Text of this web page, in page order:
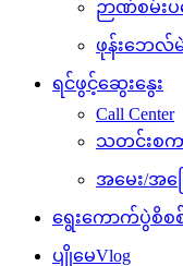
ဉာဏ်စမ်း
ဖုန်းဘေလ်မဲ
ရင်ဖွင့်ဆွေးနွေး
Call Center
သတင်းစက
အမေး/အဖ
ရွေးကောက်ပွဲစိစ
ပျိုမေVlog